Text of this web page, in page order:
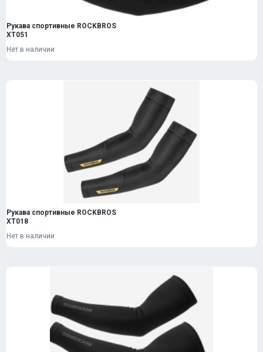
Рукава спортивные ROCKBROS
XT051
Нет в наличии
Рукава спортивные ROCKBROS
XT018
Нет в наличии